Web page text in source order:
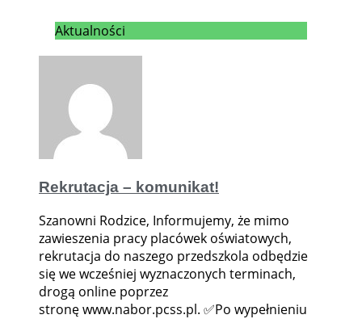
Aktualności
Rekrutacja – komunikat!
Szanowni Rodzice, Informujemy, że mimo
zawieszenia pracy placówek oświatowych,
rekrutacja do naszego przedszkola odbędzie
się we wcześniej wyznaczonych terminach,
drogą online poprzez
stronę www.nabor.pcss.pl. ✅Po wypełnieniu